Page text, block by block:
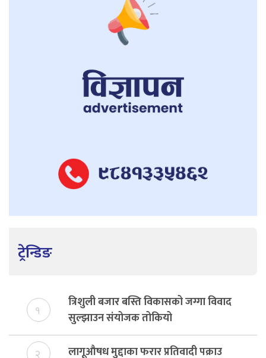
ट्रेन्डिङ
१
त्रिशुली बजार बस्ति विकासको जग्गा विवाद
सुल्झाउन संयोजक तोकियो
२ लागूऔषध मुद्दाका फरार प्रतिवादी पक्राउ